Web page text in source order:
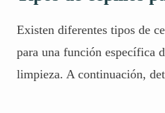
Existen diferentes tipos de
para una función específica
limpieza. A continuación,